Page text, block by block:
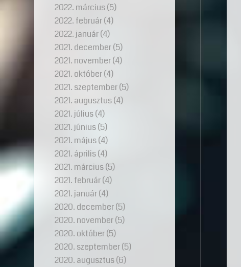
2022. március(5)
2022. február(4)
2022. január(4)
2021. december(5)
2021. november(4)
2021. október(4)
2021. szeptember(5)
2021. augusztus(4)
2021. július(4)
2021. június(5)
2021. május(4)
2021. április(4)
2021. március(5)
2021. február(4)
2021. január(4)
2020. december(5)
2020. november(5)
2020. október(5)
2020. szeptember(5)
2020. augusztus(6)